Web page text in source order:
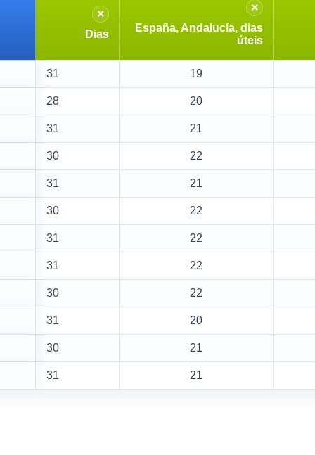
×
Dias
×
España, Andalucía, dias
úteis
31 19
28 20
31 21
30 22
31 21
30 22
31 22
31 22
30 22
31 20
30 21
31 21